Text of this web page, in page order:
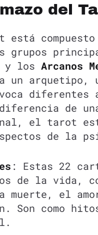
del
está compuesto
grupos
y los Arcanos
un arquetipo,
diferentes
de
el tarot
de la
: Estas 22
de la vida,
muerte, el
Son como